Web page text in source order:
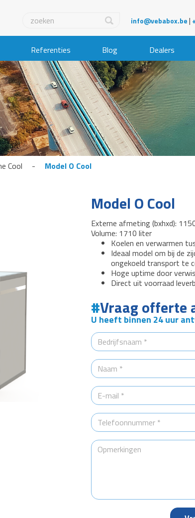
info@vebabox.be|
Referenties Blog Dealers
Cool - Model O Cool
Model O Cool
Externe afmeting (bxhxd):
Volume: 1710 liter
Koelen en verwarmen
Ideaal model om bij de
ongekoeld transport te
Hoge uptime door
Direct uit voorraad
Vraag offerte
U heeft binnen 24 uur